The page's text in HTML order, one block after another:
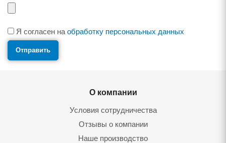
Я согласен на обработку персональных данных
О компании
Условия сотрудничества
Отзывы о компании
Наше производство